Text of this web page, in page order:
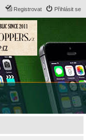
Přihlásit se
Registrovat